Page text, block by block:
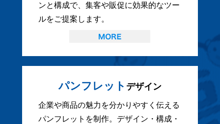
ンと構成で、集客や販促に効果的なツー
ルをご提案します。
パンフレット デザイン
企業や商品の魅力を分かりやすく伝える
パンフレットを制作。デザイン・構成・